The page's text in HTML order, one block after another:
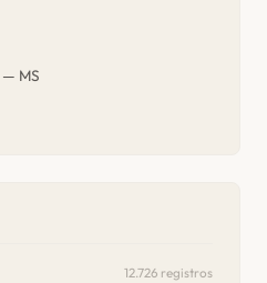
— MS
12.726 registros